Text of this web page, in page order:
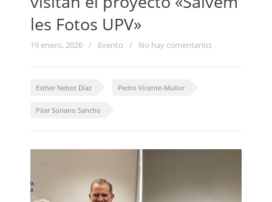
les Fotos UPV»
19 enero, 2026 / Evento / No hay comentarios
Esther Nebot Díaz Pedro Vicente-Mullor
Pilar Soriano Sancho